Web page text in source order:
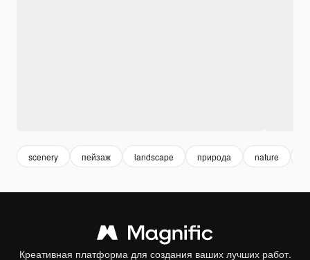
scenery пейзаж landscape природа nature
Креативная платформа для создания ваших лучших работ.